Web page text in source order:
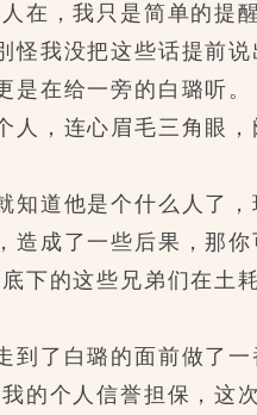
，我只是简单的提
怪我没把这些话提前说
在给一旁的白璐听。
，连心眉毛三角眼，
道他是个什么人了，
成了一些后果，那你
的这些兄弟们在土
了白璐的面前做了一
个人信誉担保，这